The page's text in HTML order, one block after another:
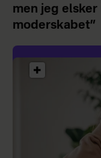
men jeg elsker
moderskabet”